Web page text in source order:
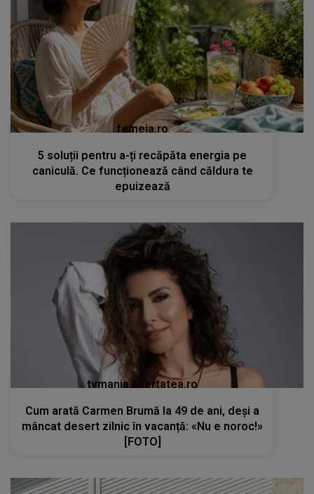
femeia.ro
5 soluții pentru a-ți recăpăta energia pe
caniculă. Ce funcționează când căldura te
epuizează
tvmania.libertatea.ro
Cum arată Carmen Brumă la 49 de ani, deși a
mâncat desert zilnic în vacanță: «Nu e noroc!»
[FOTO]